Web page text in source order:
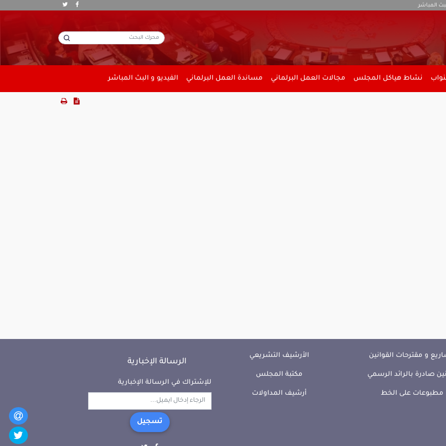
المباشر
نشاط هياكل المجلس مجالات العمل البرلماني مساندة العمل البرلماني الفيديو و البث المباشر
و مقترحات القوانين
صادرة بالرائد الرسمي
مطبوعات على الخط
الأرشيف التشريعي
مكتبة المجلس
أرشيف المداولات
الرسالة الإخبارية
للإشتراك في الرسالة الإخبارية
تسجيل